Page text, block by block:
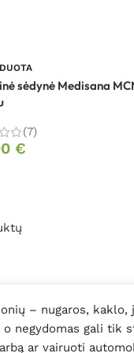
sėdynė Medisana
(7)
€
– nugaros, kaklo,
negydomas gali tik
ar vairuoti